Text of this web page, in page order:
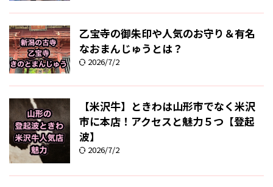
乙宝寺の御朱印や人気のお守り＆有名
なおまんじゅうとは？
2026/7/2
【米沢牛】ときわは山形市でなく米沢
市に本店！アクセスと魅力５つ【登起
波】
2026/7/2